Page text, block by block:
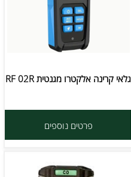
גלאי קרינה אלקטרו מגנטית RF 02R
פרטים נוספים